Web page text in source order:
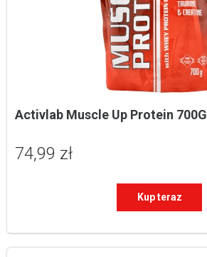
Activlab Muscle Up Protein 700G
74,99 zł
Kup teraz